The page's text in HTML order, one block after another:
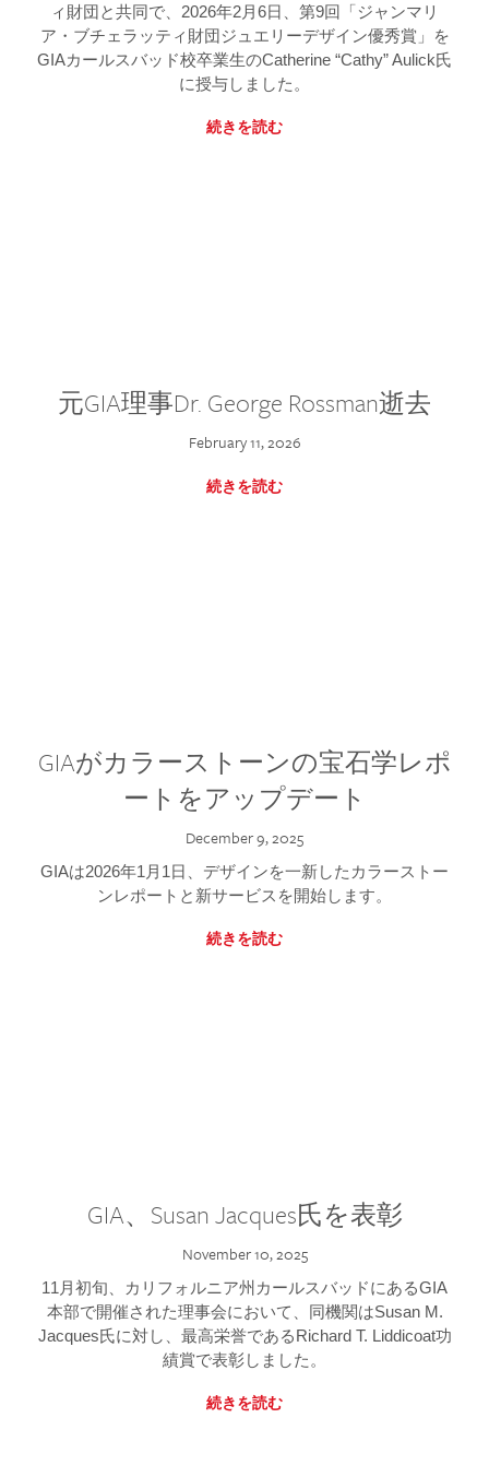
ィ財団と共同で、2026年2月6日、第9回「ジャンマリ
ア・ブチェラッティ財団ジュエリーデザイン優秀賞」を
GIAカールスバッド校卒業生のCatherine “Cathy” Aulick氏
に授与しました。
続きを読む
元GIA理事Dr. George Rossman逝去
February 11, 2026
続きを読む
GIAがカラーストーンの宝石学レポ
ートをアップデート
December 9, 2025
GIAは2026年1月1日、デザインを一新したカラーストー
ンレポートと新サービスを開始します。
続きを読む
GIA、Susan Jacques氏を表彰
November 10, 2025
11月初旬、カリフォルニア州カールスバッドにあるGIA
本部で開催された理事会において、同機関はSusan M.
Jacques氏に対し、最高栄誉であるRichard T. Liddicoat功
績賞で表彰しました。
続きを読む